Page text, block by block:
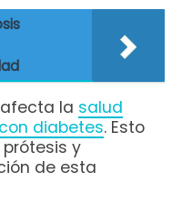
la salud
diabetes. Esto
y
de esta